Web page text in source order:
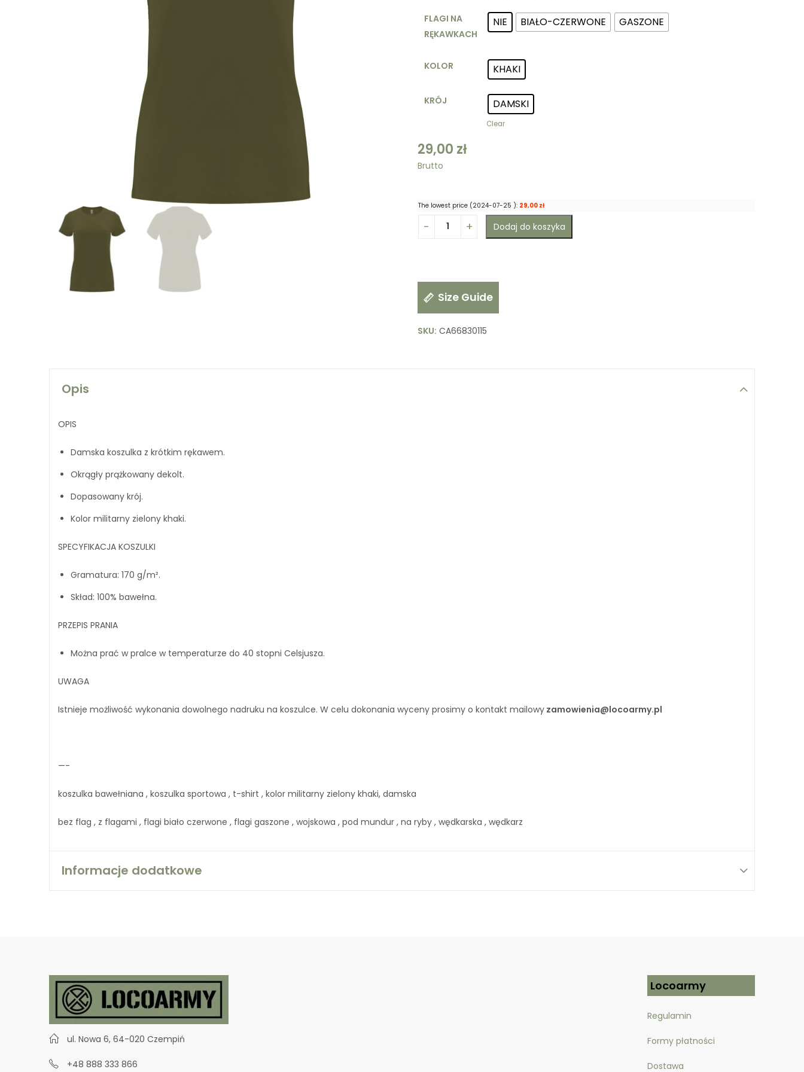
FLAGI NA
RĘKAWKACH
NIE BIAŁO-CZERWONE GASZONE
KOLOR KHAKI
KRÓJ DAMSKI
Clear
29,00 zł
Brutto
The lowest price (2024-07-25 ): 29,00 zł
Dodaj do koszyka
Size Guide
SKU: CA66830115
Opis
OPIS
Damska koszulka z krótkim rękawem.
Okrągły prążkowany dekolt.
Dopasowany krój.
Kolor militarny zielony khaki.
SPECYFIKACJA KOSZULKI
Gramatura: 170 g/m².
Skład: 100% bawełna.
PRZEPIS PRANIA
Można prać w pralce w temperaturze do 40 stopni Celsjusza.
UWAGA
Istnieje możliwość wykonania dowolnego nadruku na koszulce. W celu dokonania wyceny prosimy o kontakt mailowy zamowienia@locoarmy.pl
—-
koszulka bawełniana , koszulka sportowa , t-shirt , kolor militarny zielony khaki, damska
bez flag , z flagami , flagi biało czerwone , flagi gaszone , wojskowa , pod mundur , na ryby , wędkarska , wędkarz
Informacje dodatkowe
ul. Nowa 6, 64-020 Czempiń
+48 888 333 866
Locoarmy
Regulamin
Formy płatności
Dostawa